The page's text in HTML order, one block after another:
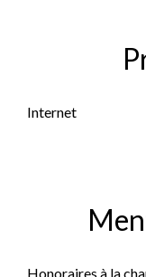
Internet
Honoraires à la